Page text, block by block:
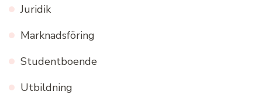
Juridik
Marknadsföring
Studentboende
Utbildning